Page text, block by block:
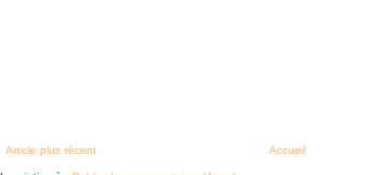
Article plus récent Accueil